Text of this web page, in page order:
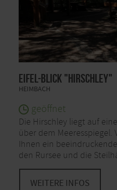
Eifel-Blick "Hirschley"
HEIMBACH
geöffnet
Die Hirschley liegt auf
über dem Meeresspiegel.
Ihnen ein
den Rursee und die
WEITERE INFOS